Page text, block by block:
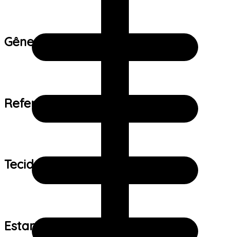
Gênero:
Referência de tamanho:
Tecido:
Estampa: